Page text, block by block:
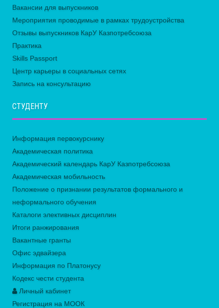
Вакансии для выпускников
Мероприятия проводимые в рамках трудоустройства
Отзывы выпускников КарУ Казпотребсоюза
Практика
Skills Passport
Центр карьеры в социальных сетях
Запись на консультацию
СТУДЕНТУ
Информация первокурснику
Академическая политика
Академический календарь КарУ Казпотребсоюза
Академическая мобильность
Положение о признании результатов формального и
неформального обучения
Каталоги элективных дисциплин
Итоги ранжирования
Вакантные гранты
Офис эдвайзера
Информация по Платонусу
Кодекс чести студента
Личный кабинет
Регистрация на МООК